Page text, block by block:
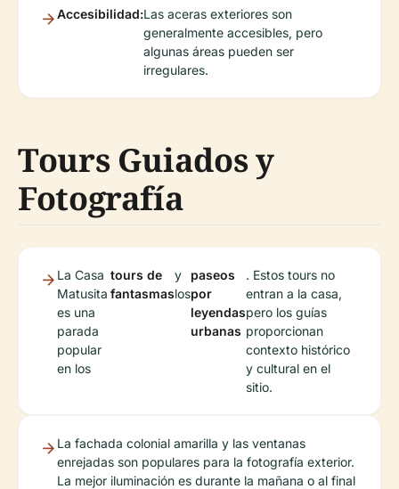
Accesibilidad:Las aceras exteriores son
generalmente accesibles, pero
algunas áreas pueden ser
irregulares.
Tours Guiados y
Fotografía
La Casa
Matusita
es una
parada
popular
en los
tours de
fantasmas
y
los
paseos
por
leyendas
urbanas
. Estos tours no
entran a la casa,
pero los guías
proporcionan
contexto histórico
y cultural en el
sitio.
La fachada colonial amarilla y las ventanas
enrejadas son populares para la fotografía exterior.
La mejor iluminación es durante la mañana o al final